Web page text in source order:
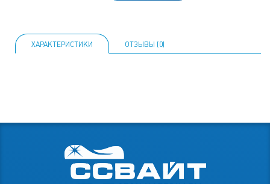
ХАРАКТЕРИСТИКИ ОТЗЫВЫ (0)